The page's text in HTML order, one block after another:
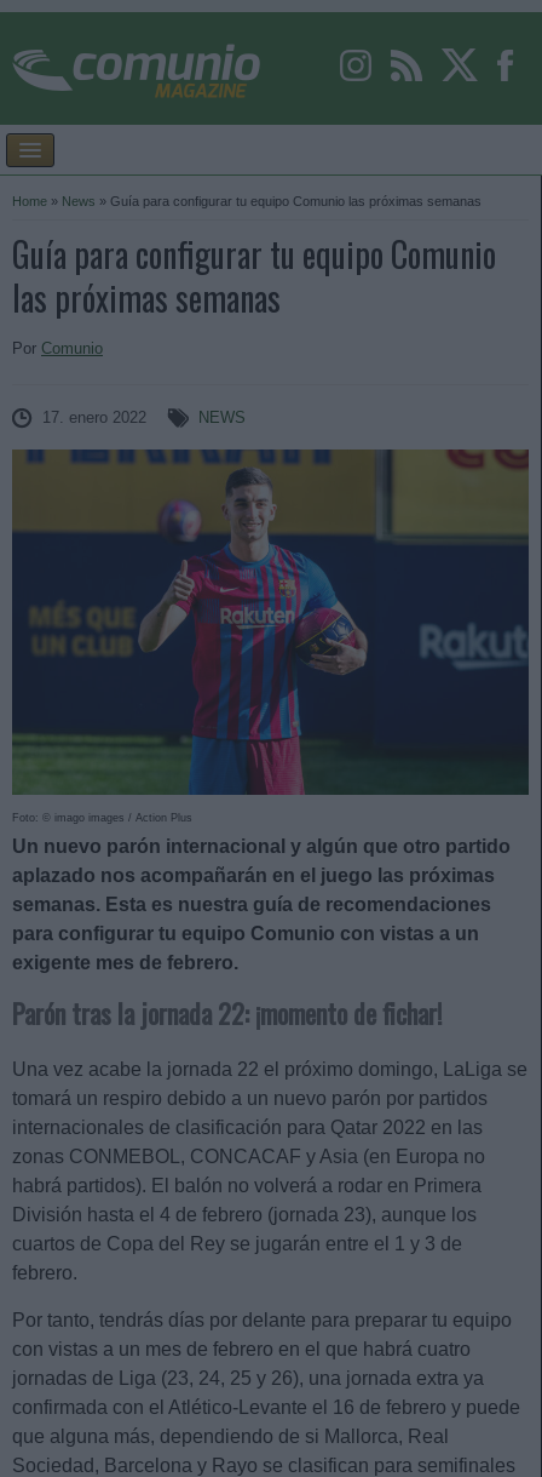
Home » News » Guía para configurar tu equipo Comunio las próximas semanas
Guía para configurar tu equipo Comunio
las próximas semanas
Por Comunio
17. enero 2022 NEWS
Foto: © imago images / Action Plus
Un nuevo parón internacional y algún que otro partido
aplazado nos acompañarán en el juego las próximas
semanas. Esta es nuestra guía de recomendaciones
para configurar tu equipo Comunio con vistas a un
exigente mes de febrero.
Parón tras la jornada 22: ¡momento de fichar!
Una vez acabe la jornada 22 el próximo domingo, LaLiga se
tomará un respiro debido a un nuevo parón por partidos
internacionales de clasificación para Qatar 2022 en las
zonas CONMEBOL, CONCACAF y Asia (en Europa no
habrá partidos). El balón no volverá a rodar en Primera
División hasta el 4 de febrero (jornada 23), aunque los
cuartos de Copa del Rey se jugarán entre el 1 y 3 de
febrero.
Por tanto, tendrás días por delante para preparar tu equipo
con vistas a un mes de febrero en el que habrá cuatro
jornadas de Liga (23, 24, 25 y 26), una jornada extra ya
confirmada con el Atlético-Levante el 16 de febrero y puede
que alguna más, dependiendo de si Mallorca, Real
Sociedad, Barcelona y Rayo se clasifican para semifinales